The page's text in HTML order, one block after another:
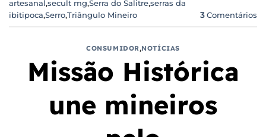
artesanal,secult mg,Serra do Salitre,serras da
ibitipoca,Serro,Triângulo Mineiro 3Comentários
CONSUMIDOR,NOTÍCIAS
Missão Histórica
une mineiros